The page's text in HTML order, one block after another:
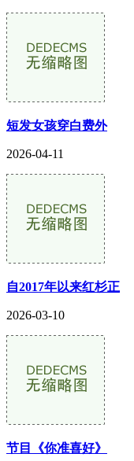
短发女孩穿白费外
2026-04-11
自2017年以来红杉正
2026-03-10
节目《你准喜好》